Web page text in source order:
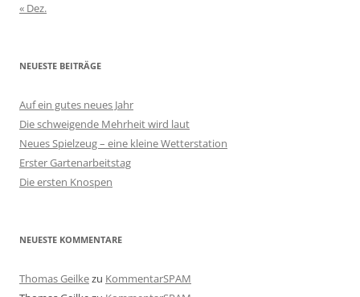
« Dez.
NEUESTE BEITRÄGE
Auf ein gutes neues Jahr
Die schweigende Mehrheit wird laut
Neues Spielzeug – eine kleine Wetterstation
Erster Gartenarbeitstag
Die ersten Knospen
NEUESTE KOMMENTARE
Thomas Geilkezu KommentarSPAM